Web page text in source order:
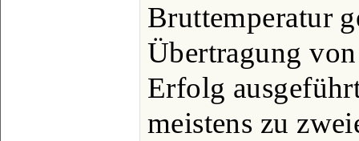
Bruttemperatur
Übertragung
Erfolg
meistens zu